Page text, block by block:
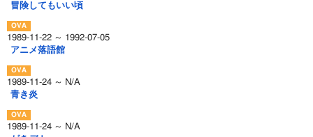
冒険してもいい頃
1989-11-22 ～ 1992-07-05
アニメ落語館
1989-11-24 ～ N/A
青き炎
1989-11-24 ～ N/A